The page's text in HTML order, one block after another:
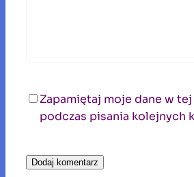
Zapamiętaj moje dane w
podczas pisania kolejnych